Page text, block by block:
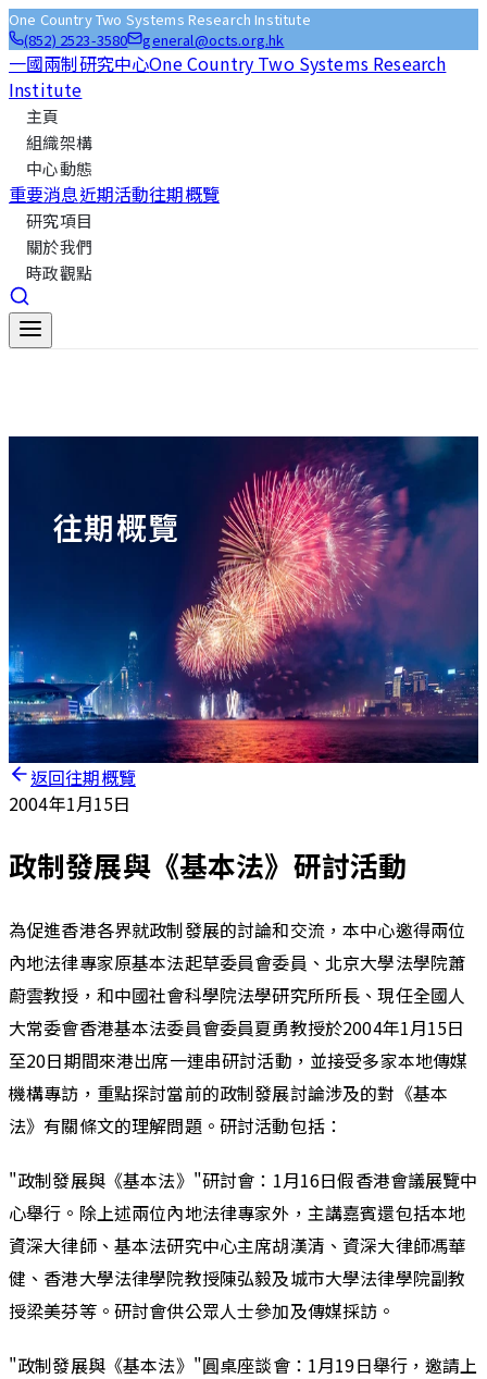
One Country Two Systems Research Institute
(852) 2523-3580
general@octs.org.hk
一國兩制研究中心One Country Two Systems Research
Institute
主頁
組織架構
中心動態
重要消息近期活動往期概覽
研究項目
關於我們
時政觀點
往期概覽
返回往期概覽
2004年1月15日
政制發展與《基本法》研討活動
為促進香港各界就政制發展的討論和交流，本中心邀得兩位
內地法律專家原基本法起草委員會委員、北京大學法學院蕭
蔚雲教授，和中國社會科學院法學研究所所長、現任全國人
大常委會香港基本法委員會委員夏勇教授於2004年1月15日
至20日期間來港出席一連串研討活動 ，並接受多家本地傳媒
機構專訪，重點探討當前的政制發展討論涉及的對《基本
法》有關條文的理解問題。研討活動包括：
"政制發展與《基本法》"研討會：1月16日假香港會議展覽中
心舉行。除上述兩位內地法律專家外，主講嘉賓還包括本地
資深大律師、基本法研究中心主席胡漢清、資深大律師馮華
健、香港大學法律學院教授陳弘毅及城市大學法律學院副教
授梁美芬等。研討會供公眾人士參加及傳媒採訪。
"政制發展與《基本法》"圓桌座談會：1月19日舉行，邀請上